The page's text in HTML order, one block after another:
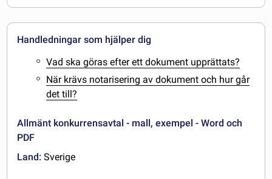
Handledningar som hjälper dig
Vad ska göras efter ett dokument upprättats?
När krävs notarisering av dokument och hur går
det till?
Allmänt konkurrensavtal - mall, exempel - Word och
PDF
Land: Sverige